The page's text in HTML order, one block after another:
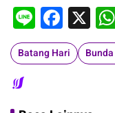
Line X
Batang Hari